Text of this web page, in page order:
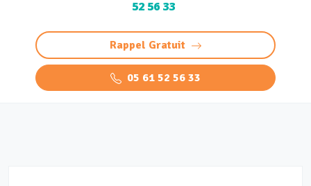
52 56 33
Rappel Gratuit
05 61 52 56 33